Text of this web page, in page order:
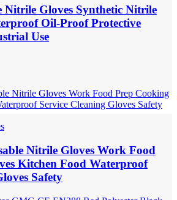
Nitrile Gloves Synthetic Nitrile
Oil-Proof Protective
Use
Nitrile Gloves Work Food
Kitchen Food Waterproof
Safety